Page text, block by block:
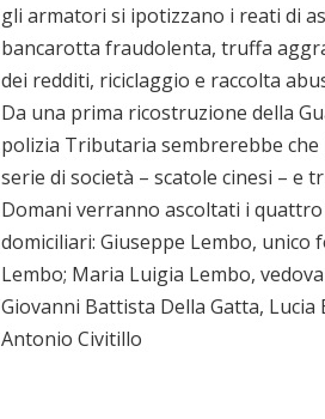
gli armatori si ipotizzano i reati di
bancarotta fraudolenta, truffa
dei redditi, riciclaggio e raccolta
Da una prima ricostruzione della
polizia Tributaria sembrerebbe
serie di società – scatole cinesi – e
Domani verranno ascoltati i
domiciliari: Giuseppe Lembo,
Lembo; Maria Luigia Lembo,
Giovanni Battista Della Gatta, Lucia
Antonio Civitillo